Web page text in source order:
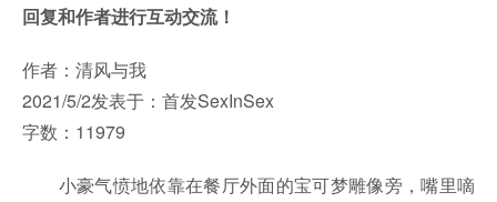
回复和作者进行互动交流！
作者：清风与我
2021/5/2发表于：首发SexInSex
字数：11979
小豪气愤地依靠在餐厅外面的宝可梦雕像旁，嘴里嘀